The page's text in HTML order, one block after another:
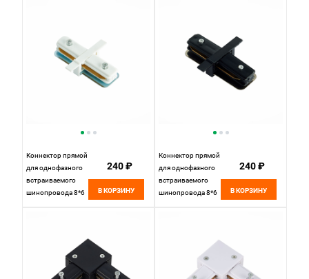
Коннектор прямой
для однофазного
встраиваемого
шинопровода 8*6
240 ₽
В КОРЗИНУ
Коннектор прямой
для однофазного
встраиваемого
шинопровода 8*6
240 ₽
В КОРЗИНУ